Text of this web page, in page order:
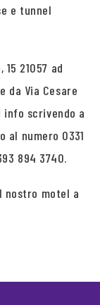
e tunnel
21057 ad
da Via Cesare
info scrivendo a
al numero 0331
894 3740.
motel a